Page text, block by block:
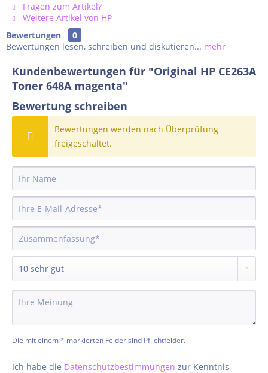
Fragen zum Artikel?
Weitere Artikel von HP
Bewertungen
0
Bewertungen lesen, schreiben und diskutieren... mehr
Kundenbewertungen für "Original HP CE263A
Toner 648A magenta"
Bewertung schreiben
Bewertungen werden nach Überprüfung
freigeschaltet.
Die mit einem * markierten Felder sind Pflichtfelder.
Ich habe die Datenschutzbestimmungen zur Kenntnis